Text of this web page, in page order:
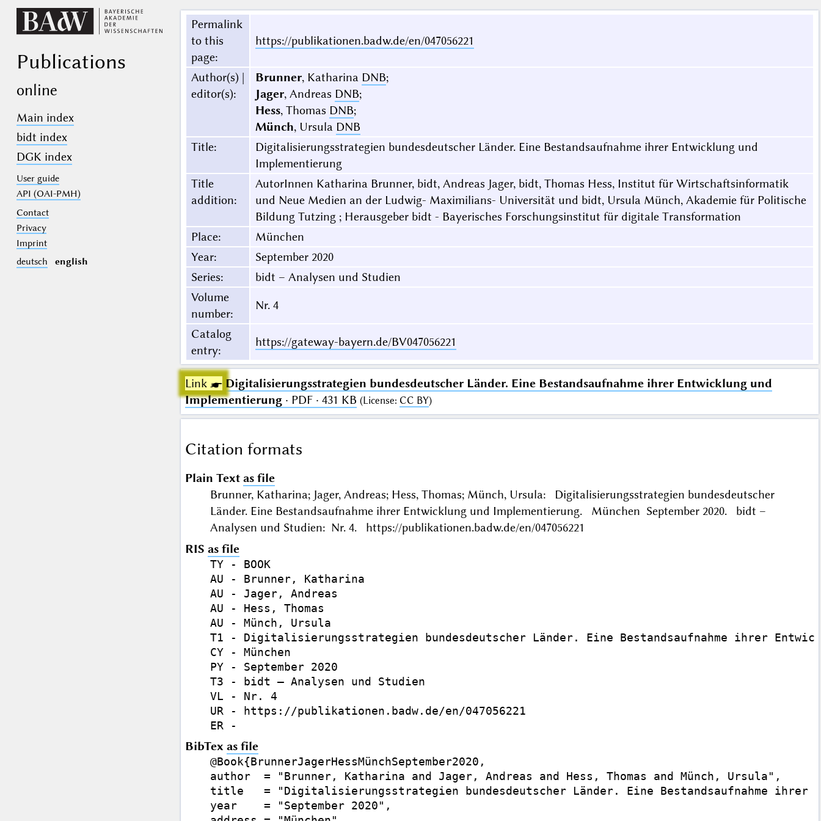
Publications
online
Main index
bidt index
DGK index
User guide
API (OAI-PMH)
Contact
Privacy
Imprint
deutsch
english
Permalink
to this
page:
https://publikationen.badw.de/en/047056221
Author(s) |
editor(s):
Brunner, Katharina DNB;
Jager, Andreas DNB;
Hess, Thomas DNB;
Münch, Ursula DNB
Title:
Digitalisierungsstrategien bundesdeutscher Länder. Eine Bestandsaufnahme ihrer Entwicklung und
Implementierung
Title
addition:
AutorInnen Katharina Brunner, bidt, Andreas Jager, bidt, Thomas Hess, Institut für Wirtschaftsinformatik
und Neue Medien an der Ludwig- Maximilians- Universität und bidt, Ursula Münch, Akademie für Politische
Bildung Tutzing ; Herausgeber bidt - Bayerisches Forschungsinstitut für digitale Transformation
Place:
München
Year:
September 2020
Series:
bidt – Analysen und Studien
Volume
number:
Nr. 4
Catalog
entry:
https://gateway-bayern.de/BV047056221
Link ☛ Digitalisierungsstrategien bundesdeutscher Länder. Eine Bestandsaufnahme ihrer Entwicklung und
Implementierung· PDF · 431 KB (License: CC BY)
Citation formats
Plain Text as file
Brunner, Katharina; Jager, Andreas; Hess, Thomas; Münch, Ursula: Digitalisierungsstrategien bundesdeutscher
Länder. Eine Bestandsaufnahme ihrer Entwicklung und Implementierung. München September 2020. bidt –
Analysen und Studien: Nr. 4. https://publikationen.badw.de/en/047056221
RIS as file
TY - BOOK
AU - Brunner, Katharina
AU - Jager, Andreas
AU - Hess, Thomas
AU - Münch, Ursula
T1 - Digitalisierungsstrategien bundesdeutscher Länder. Eine Bestandsaufnahme ihrer
CY - München
PY - September 2020
T3 - bidt – Analysen und Studien
VL - Nr. 4
UR - https://publikationen.badw.de/en/047056221
BibTex as file
@Book{BrunnerJagerHessMünchSeptember2020,
author  = "Brunner, Katharina and Jager, Andreas and Hess, Thomas and Münch, Ursula",
title   = "Digitalisierungsstrategien bundesdeutscher Länder. Eine Bestandsaufnahme ihrer
year    = "September 2020",